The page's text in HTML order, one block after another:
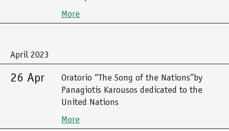
More
April 2023
26 Apr
Oratorio “The Song of the Nations”by
Panagiotis Karousos dedicated to the
United Nations
More